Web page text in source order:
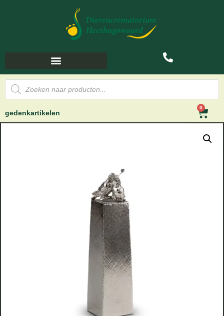
gedenkartikelen
0